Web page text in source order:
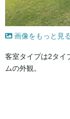
画像をもっと見
客室タイプは2タイ
ムの外観。